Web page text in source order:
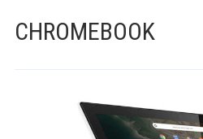
(ХЛЕБНЫЕ
КРОШКИ)
CHROMEBOOK